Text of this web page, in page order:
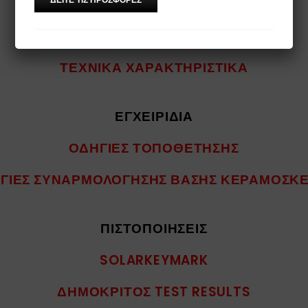
ΤΕΧΝΙΚΑ ΧΑΡΑΚΤΗΡΙΣΤΙΚΑ
ΕΓΧΕΙΡΙΔΙΑ
ΟΔΗΓΙΕΣ ΤΟΠΟΘΕΤΗΣΗΣ
ΣΥΝΑΡΜΟΛΟΓΗΣΗΣ ΒΑΣΗΣ
ΠΙΣΤΟΠΟΙΗΣΕΙΣ
SOLARKEYMARK
ΔΗΜΟΚΡΙΤΟΣ TEST RESULTS